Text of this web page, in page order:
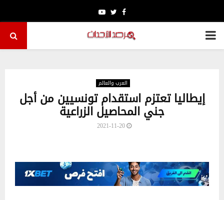
Facebook
Twitter
Youtube
PRIMARY
العرب والعالم
إيطاليا تعتزم استقدام تونسيين من أجل
جني المحاصيل الزراعية
2021-11-20